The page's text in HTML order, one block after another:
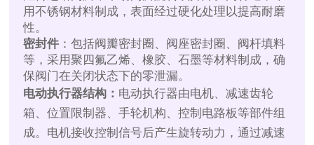
用不锈钢材料制成，表面经过硬化处理以提高耐磨
性。
密封件 ：包括阀瓣密封圈、阀座密封圈、阀杆填料
等，采用聚四氟乙烯、橡胶、石墨等材料制成，确
保阀门在关闭状态下的零泄漏。
电动执行器结构： 电动执行器由电机、减速齿轮
箱、位置限制器、手轮机构、控制电路板等部件组
成。电机接收控制信号后产生旋转动力，通过减速